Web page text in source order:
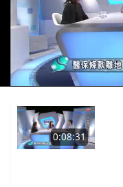
0:08:31